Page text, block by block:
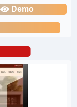
Demo